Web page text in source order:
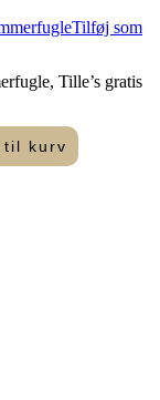
Tilføj som
Tille’s gratis
kurv